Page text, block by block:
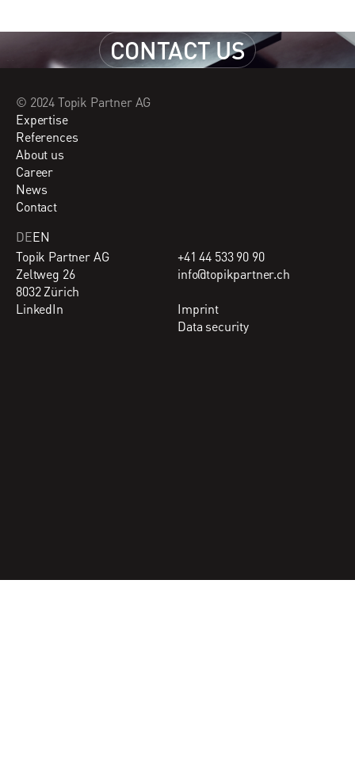
CONTACT US
© 2024 Topik Partner AG
Expertise
References
About us
Career
News
Contact
DEEN
Topik Partner AG
Zeltweg 26
8032 Zürich
+41 44 533 90 90
info@topikpartner.ch
LinkedIn
Imprint
Data security